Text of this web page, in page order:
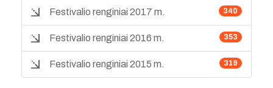
340
Festivalio renginiai 2017 m.
353
Festivalio renginiai 2016 m.
319
Festivalio renginiai 2015 m.